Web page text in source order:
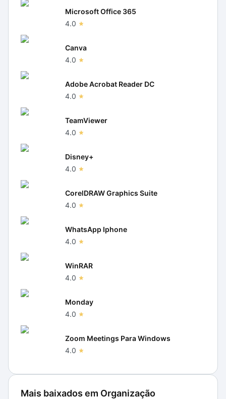
Microsoft Office 365
4.0
Canva
4.0
Adobe Acrobat Reader DC
4.0
TeamViewer
4.0
Disney+
4.0
CorelDRAW Graphics Suite
4.0
WhatsApp Iphone
4.0
WinRAR
4.0
Monday
4.0
Zoom Meetings Para Windows
4.0
Mais baixados em Organização